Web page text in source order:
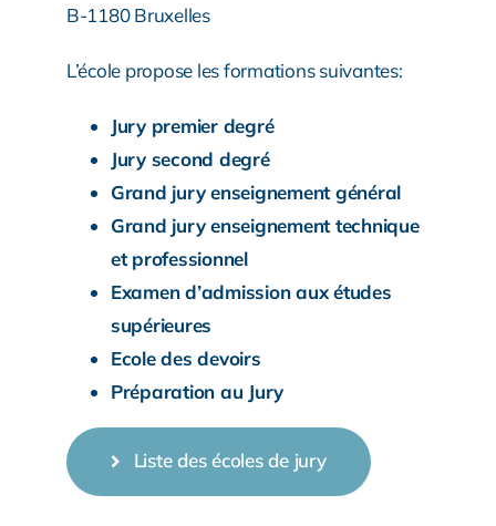
B-1180 Bruxelles
L’école propose les formations suivantes:
Jury premier degré
Jury second degré
Grand jury enseignement général
Grand jury enseignement technique
et professionnel
Examen d’admission aux études
supérieures
Ecole des devoirs
Préparation au Jury
Liste des écoles de jury